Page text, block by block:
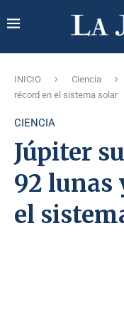
INICIO Ciencia
récord en el sistema solar
CIENCIA
Júpiter
92 lunas
el